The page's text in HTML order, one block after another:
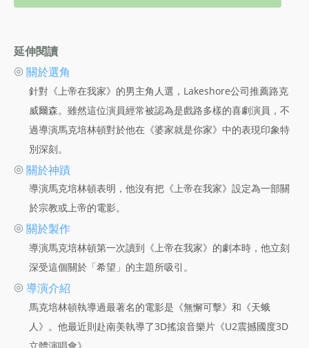
延伸閱讀
◎ 關於選角
針對《上帝在我家》的男主角人選，Lakeshore公司推薦路克
威爾森。雖然這位演員經常被認為是戲路多樣的喜劇演員，不
過導演馬克培林頓對於他在《婆家就是你家》中的表現印象特
別深刻。
◎ 關於神蹟
導演馬克培林頓表明，他沒有把《上帝在我家》設定為一部關
於宗教或上帝的電影。
◎ 關於製作
導演馬克培林頓第一次讀到《上帝在我家》的劇本時，他立刻
深受這個關於「希望」的主題所吸引。
◎ 導演介紹
馬克培林頓執導過最著名的電影是《無懈可擊》和《天蛾
人》。他最近則赴南美執導了3D搖滾音樂片《U2震撼國度3D